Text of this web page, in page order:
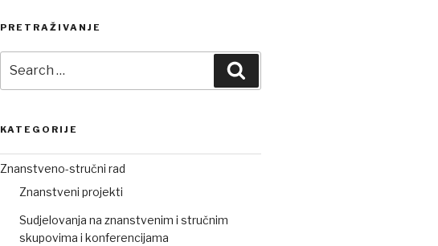
PRETRAŽIVANJE
for:
KATEGORIJE
Znanstveno-stručni rad
Znanstveni projekti
Sudjelovanja na znanstvenim i stručnim
skupovima i konferencijama